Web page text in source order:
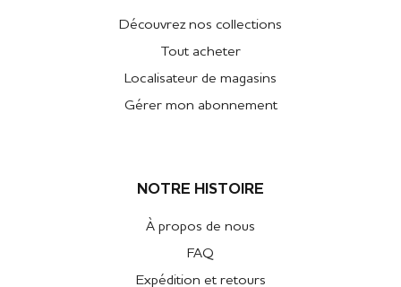
Découvrez nos collections
Tout acheter
Localisateur de magasins
Gérer mon abonnement
NOTRE HISTOIRE
À propos de nous
FAQ
Expédition et retours